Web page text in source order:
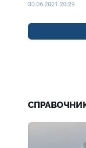
30.06.2021 20:29